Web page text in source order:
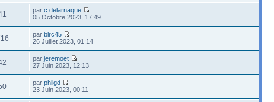
parc.delarnaque
05 Octobre 2023, 17:49
parblrc45
26 Juillet 2023, 01:14
parjeremoet
27 Juin 2023, 12:13
parphilgd
23 Juin 2023, 00:11